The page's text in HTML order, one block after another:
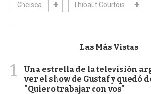
Chelsea Thibaut Courtois
Las Más Vistas
1
Una estrella de la televisión
ver el show de Gustaf y quedó
"Quiero trabajar con vos"